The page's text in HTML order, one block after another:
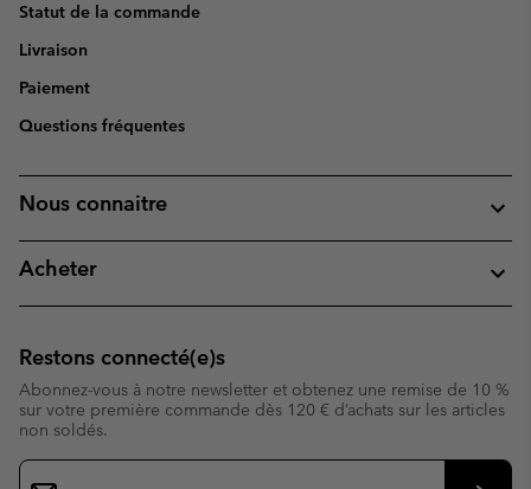
Statut de la commande
Livraison
Paiement
Questions fréquentes
Nous connaitre
Acheter
Restons connecté(e)s
Abonnez-vous à notre newsletter et obtenez une remise de 10 %
sur votre première commande dès 120 € d’achats sur les articles
non soldés.
Inscription